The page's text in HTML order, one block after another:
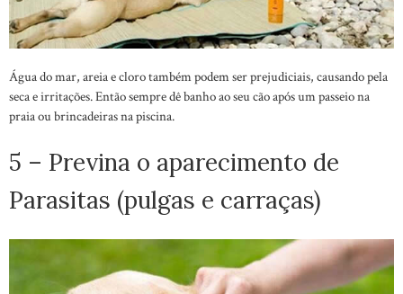
Água do mar, areia e cloro também podem ser prejudiciais, causando pela
seca e irritações. Então sempre dê banho ao seu cão após um passeio na
praia ou brincadeiras na piscina.
5 – Previna o aparecimento de
Parasitas (pulgas e carraças)